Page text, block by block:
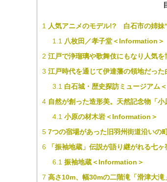
1人気アニメのモデル!? 白石市の姉妹
1.1 八枚田／孝子堂＜Information＞
2 江戸で浄瑠璃や歌舞伎にもなり人気を
3 江戸時代を通じて伊達藩の領地だった
3.1 白石城・歴史探訪ミュージアム
4自然が創った造形美。天然記念物「小
4.1 小原の材木岩＜Information＞
57つの宿場があった旧羽州街道沿いの
6「振袖地蔵」伝説が語り継がれる七ヶ
6.1 振袖地蔵＜Information＞
7 高さ10m、幅30mの二階滝「滑津大滝